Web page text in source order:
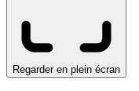
Regarder en plein écran